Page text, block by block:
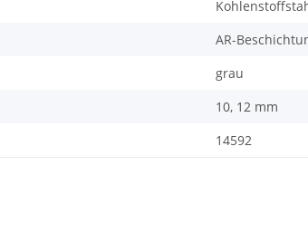
AR-
grau
10, 12 mm
14592